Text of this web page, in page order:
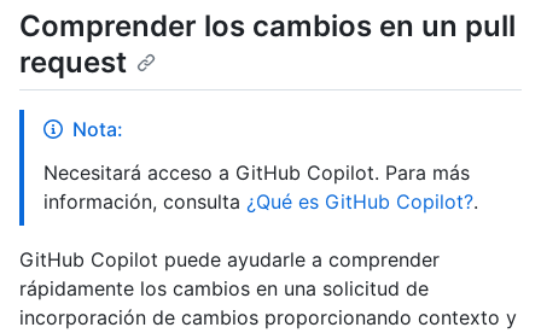
Comprender los cambios en un pull
request
Nota:
Necesitará acceso a GitHub Copilot. Para más
información, consulta ¿Qué es GitHub Copilot?.
GitHub Copilot puede ayudarle a comprender
rápidamente los cambios en una solicitud de
incorporación de cambios proporcionando contexto y